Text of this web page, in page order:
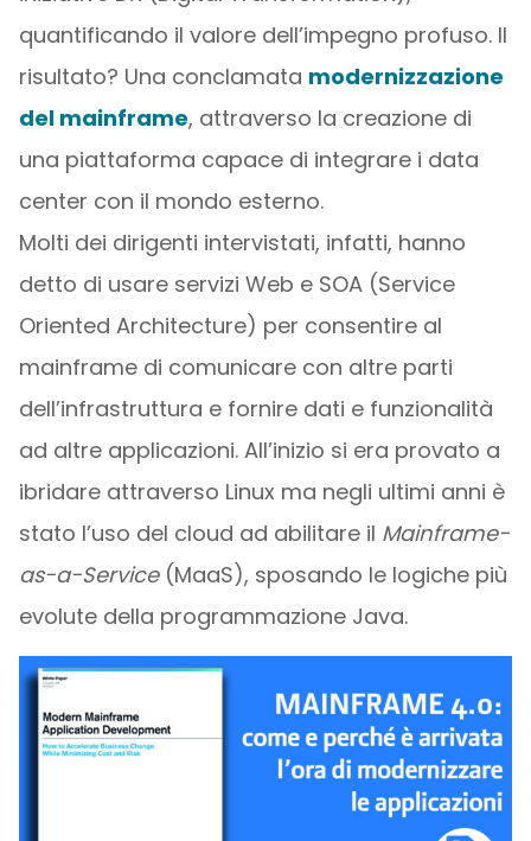
quantificando il valore dell’impegno profuso. Il
risultato? Una conclamata modernizzazione
del mainframe, attraverso la creazione di
una piattaforma capace di integrare i data
center con il mondo esterno.
Molti dei dirigenti intervistati, infatti, hanno
detto di usare servizi Web e SOA (Service
Oriented Architecture) per consentire al
mainframe di comunicare con altre parti
dell’infrastruttura e fornire dati e funzionalità
ad altre applicazioni. All’inizio si era provato a
ibridare attraverso Linux ma negli ultimi anni è
stato l’uso del cloud ad abilitare il Mainframe-
as-a-Service (MaaS), sposando le logiche più
evolute della programmazione Java.